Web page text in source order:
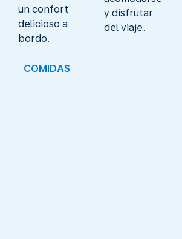
un confort
delicioso a
bordo.
COMIDAS
y disfrutar
del viaje.